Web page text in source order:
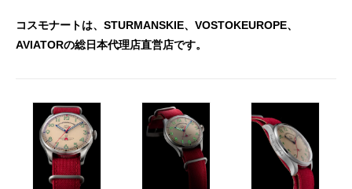
コスモナートは、STURMANSKIE、VOSTOKEUROPE、
AVIATORの総日本代理店直営店です。